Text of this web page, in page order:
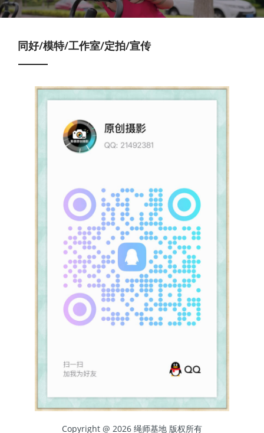
同好/模特/工作室/定拍/宣传
Copyright @ 2026 绳师基地 版权所有